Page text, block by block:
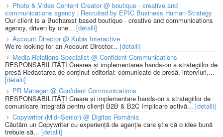
Photo & Video Content Creator @ boutique - creative and
communications agency | Recruited by EPIC Business Human Strategy
Our client is a Bucharest based boutique - creative and communications
agency, driven by one... [detalii]
Account Director @ Kubis Interactive
We’re looking for an Account Director... [detalii]
Media Relations Specialist @ Confident Communications
RESPONSABILITĂȚI Crearea și implementarea hands-on a strategiilor de
presă Redactarea de conținut editorial: comunicate de presă, interviuri,...
[detalii]
PR Manager @ Confident Communications
RESPONSABILITĂȚI Creare și implementare hands-on a strategiilor de
comunicare integrată pentru clienți B2B & B2C Implicare activă... [detalii]
Copywriter (Mid–Senior) @ Digitas România
Căutăm un Copywriter cu experiență de agenție care știe că o idee bună
trebuie să... [detalii]